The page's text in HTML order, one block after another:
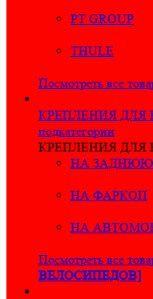
PT GROUP
THULE
Посмотреть все
КРЕПЛЕНИЯ ДЛЯ
подкатегории
КРЕПЛЕНИЯ ДЛЯ
НА ЗАДНЮЮ
НА ФАРКОП
НА
Посмотреть все
ВЕЛОСИПЕДОВ]